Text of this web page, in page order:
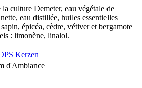
culture Demeter, eau végétale de
eau distillée, huiles essentielles
épicéa, cèdre, vétiver et bergamote
: limonène, linalol.
Kerzen
d'Ambiance